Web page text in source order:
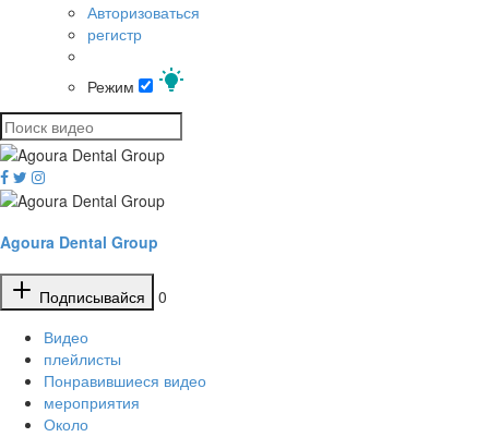
Авторизоваться
регистр
Режим
Agoura Dental Group
Подписывайся
0
Видео
плейлисты
Понравившиеся видео
мероприятия
Около